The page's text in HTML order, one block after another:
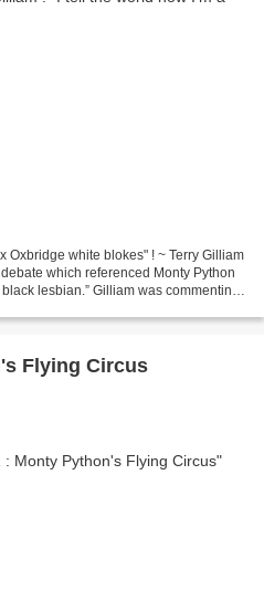
Oxbridge white blokes" ! ~ Terry Gilliam
which referenced Monty Python
lesbian.” Gilliam was commenting
Flying Circus